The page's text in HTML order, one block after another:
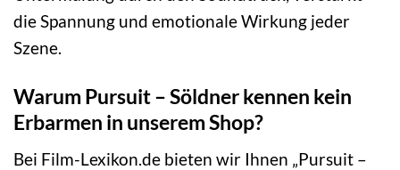
die Spannung und emotionale Wirkung jeder
Szene.
Warum Pursuit – Söldner kennen kein
Erbarmen in unserem Shop?
Bei Film-Lexikon.de bieten wir Ihnen „Pursuit –